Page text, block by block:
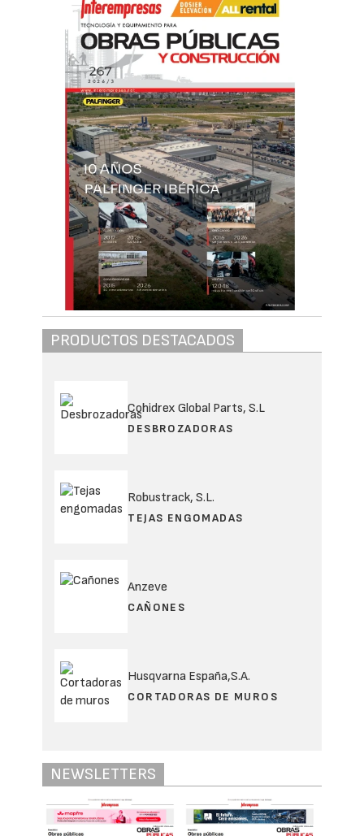
PRODUCTOS DESTACADOS
Cohidrex Global Parts, S.L
DESBROZADORAS
Robustrack, S.L.
TEJAS ENGOMADAS
Anzeve
CAÑONES
Husqvarna España,S.A.
CORTADORAS DE MUROS
NEWSLETTERS